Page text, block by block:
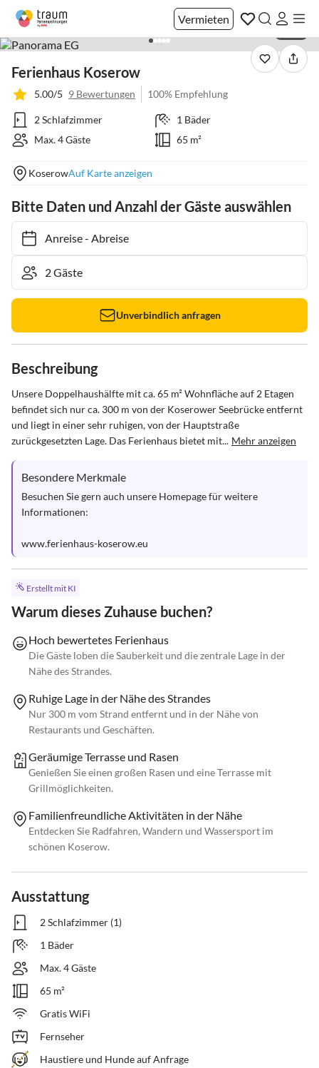
Vermieten
Ferienhaus Koserow
5.00/5 9 Bewertungen 100% Empfehlung
2 Schlafzimmer
1 Bäder
Max. 4 Gäste
65 m²
KoserowAuf Karte anzeigen
Bitte Daten und Anzahl der Gäste auswählen
Anreise- Abreise
Unverbindlich anfragen
Beschreibung
Unsere Doppelhaushälfte mit ca. 65 m² Wohnfläche auf 2 Etagen
befindet sich nur ca. 300 m von der Koserower Seebrücke entfernt
und liegt in einer sehr ruhigen, von der Hauptstraße
zurückgesetzten Lage. Das Ferienhaus bietet mit... Mehr anzeigen
Besondere Merkmale
Besuchen Sie gern auch unsere Homepage für weitere
Informationen:
www.ferienhaus-koserow.eu
Erstellt mit KI
Warum dieses Zuhause buchen?
Hoch bewertetes Ferienhaus
Die Gäste loben die Sauberkeit und die zentrale Lage in der
Nähe des Strandes.
Ruhige Lage in der Nähe des Strandes
Nur 300 m vom Strand entfernt und in der Nähe von
Restaurants und Geschäften.
Geräumige Terrasse und Rasen
Genießen Sie einen großen Rasen und eine Terrasse mit
Grillmöglichkeiten.
Familienfreundliche Aktivitäten in der Nähe
Entdecken Sie Radfahren, Wandern und Wassersport im
schönen Koserow.
Ausstattung
2 Schlafzimmer (1)
1 Bäder
Max. 4 Gäste
65 m²
Gratis WiFi
Fernseher
Haustiere und Hunde auf Anfrage